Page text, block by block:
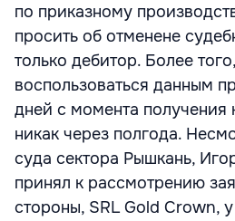
по приказному
просить об отменене
только дебитор. Более
воспользоваться данным
дней с момента получения
никак через полгода.
суда сектора Рышкань,
принял к рассмотрению
стороны, SRL Gold Crown,